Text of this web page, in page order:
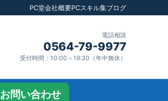
PC堂会社概要PCスキル集ブログ
電話相談
0564-79-9977
受付時間：10:00～19:30（年中無休）
お問い合わせ